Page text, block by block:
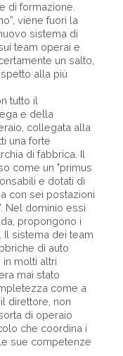
di formazione.
viene fuori la
sistema di
team operai e
un salto,
alla più
tutto il
e della
collegata alla
una forte
di fabbrica. Il
come un "primus
e dotati di
con sei postazioni
Nel dominio essi
propongono i
Il sistema dei team
di auto
molti altri
mai stato
come a
direttore, non
di operaio
che coordina i
sue competenze